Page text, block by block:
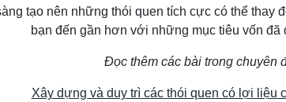
tạo nên những thói quen tích cực có thể thay
bạn đến gần hơn với những mục tiêu vốn đã
Đọc thêm các bài trong chuyên
Xây dựng và duy trì các thói quen có lợi liệu